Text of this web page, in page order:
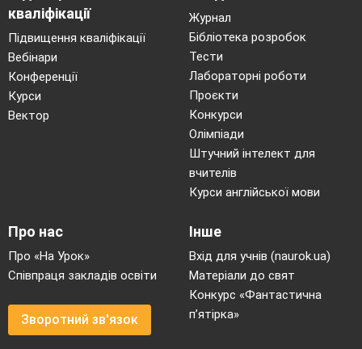
кваліфікації
Підвищення кваліфікації
Вебінари
Конференції
Курси
Вектор
Журнал
Бібліотека розробок
Тести
Лабораторні роботи
Проєкти
Конкурси
Олімпіади
Штучний інтелект для
вчителів
Курси англійської мови
Про нас
Про «На Урок»
Співпраця закладів освіти
Зворотний зв'язок
Інше
Вхід для учнів (naurok.ua)
Матеріали до свят
Конкурс «Фантастична
п’ятірка»